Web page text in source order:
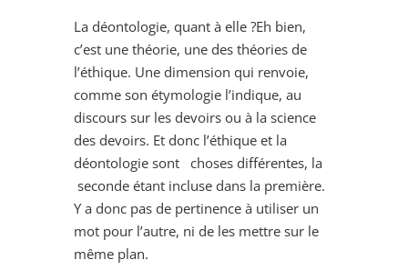
La déontologie, quant à elle ?Eh bien,
c’est une théorie, une des théories de
l’éthique. Une dimension qui renvoie,
comme son étymologie l’indique, au
discours sur les devoirs ou à la science
des devoirs. Et donc l’éthique et la
déontologie sont choses différentes, la
seconde étant incluse dans la première.
Y a donc pas de pertinence à utiliser un
mot pour l’autre, ni de les mettre sur le
même plan.